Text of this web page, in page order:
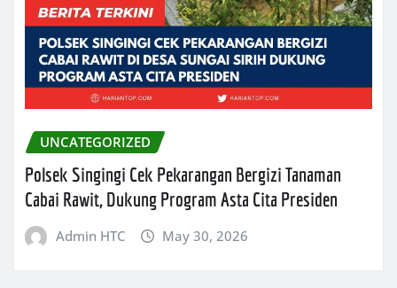
UNCATEGORIZED
Polsek Singingi Cek Pekarangan Bergizi Tanaman
Cabai Rawit, Dukung Program Asta Cita Presiden
Admin HTC May 30, 2026